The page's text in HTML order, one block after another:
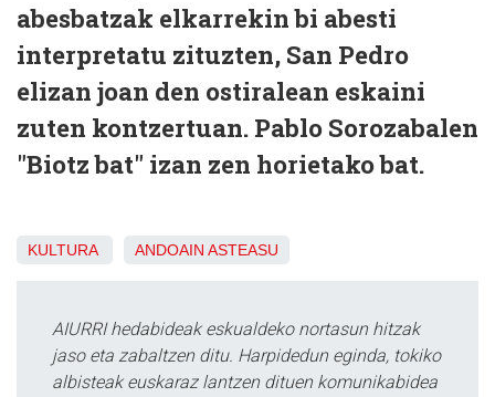
abesbatzak elkarrekin bi abesti
interpretatu zituzten, San Pedro
elizan joan den ostiralean eskaini
zuten kontzertuan. Pablo Sorozabalen
"Biotz bat" izan zen horietako bat.
KULTURA ANDOAIN ASTEASU
AIURRI hedabideak eskualdeko nortasun hitzak
jaso eta zabaltzen ditu. Harpidedun eginda, tokiko
albisteak euskaraz lantzen dituen komunikabidea